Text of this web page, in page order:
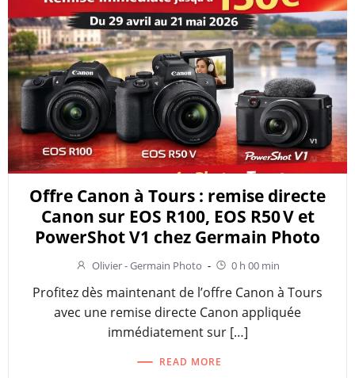
Offre Canon à Tours : remise directe
Canon sur EOS R100, EOS R50 V et
PowerShot V1 chez Germain Photo
Olivier - Germain Photo - 0 h 00 min
Profitez dès maintenant de l’offre Canon à Tours
avec une remise directe Canon appliquée
immédiatement sur […]
READ MORE